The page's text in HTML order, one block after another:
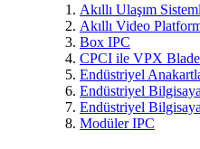
Akıllı Ulaşım
Akıllı Video
Box IPC
CPCI ile VPX
Endüstriyel
Endüstriyel
Endüstriyel
Modüler IPC